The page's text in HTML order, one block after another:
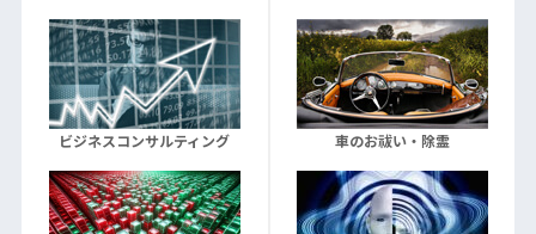
ビジネスコンサルティング 車のお祓い・除霊